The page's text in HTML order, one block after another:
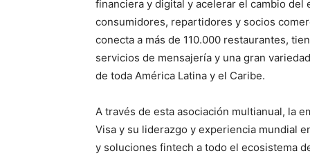
financiera y digital y acelerar el cambio
consumidores, repartidores y socios
conecta a más de 110.000 restaurantes,
servicios de mensajería y una gran
de toda América Latina y el Caribe.
A través de esta asociación multianual, la
Visa y su liderazgo y experiencia mundial
y soluciones fintech a todo el ecosistema